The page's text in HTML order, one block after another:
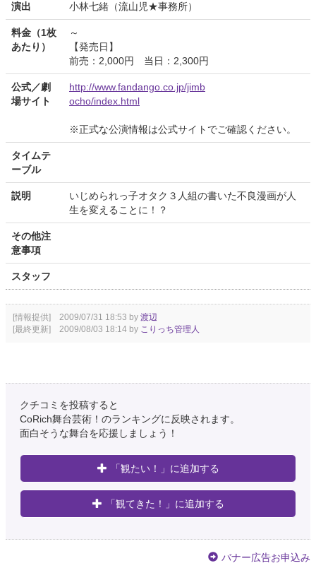
演出 小林七緒（流山児★事務所）
料金（1枚
あたり）
～
【発売日】
前売：2,000円 当日：2,300円
公式／劇
場サイト
http://www.fandango.co.jp/jimb
ocho/index.html
※正式な公演情報は公式サイトでご確認ください。
タイムテ
ーブル
説明
いじめられっ子オタク３人組の書いた不良漫画が人
生を変えることに！？
その他注
意事項
スタッフ
[情報提供] 2009/07/31 18:53 by 渡辺
[最終更新] 2009/08/03 18:14 by こりっち管理人
クチコミを投稿すると
CoRich舞台芸術！のランキングに反映されます。
面白そうな舞台を応援しましょう！
「観たい！」に追加する
「観てきた！」に追加する
バナー広告お申込み